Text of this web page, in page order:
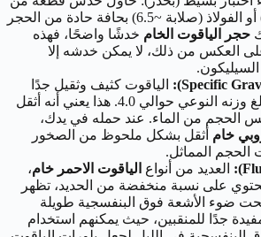
الكوارتز (صلابة 7) أو الفولاذ (صلابة ~6.5) بحافة حادة من الحجر
حجر الياقوت الخام خدشًا واضحًا، فهذه
العكس من ذلك، لا يمكن خدشه إلا
السيليكون.
الياقوت كثيف وثقيل جدًا
بالنسبة لحجمه. يبلغ وزنه النوعي حوالي 4.0. هذا يعني أنه أثقل
الحجم من الماء. عند حمله في يدك،
خام أثقل بشكل ملحوظ من الصخور
الحجم المماثل.
العديد من أنواع الياقوت الاحمر خام،
على نسبة منخفضة من الحديد، تظهر
تحت ضوء الأشعة فوق البنفسجية طويلة
جدًا للمنقبين، حيث يمكنهم استخدام